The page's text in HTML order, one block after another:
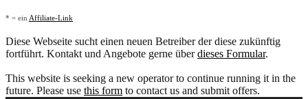
* = ein Affiliate-Link
Diese Webseite sucht einen neuen Betreiber der diese zukünftig
fortführt. Kontakt und Angebote gerne überdieses Formular.
This website is seeking a new operator to continue running it in the
future. Please use this form to contact us and submit offers.